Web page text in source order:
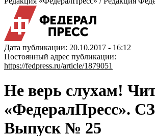
Дата публикации: 20.10.2017 - 16:12
Постоянный адрес публикации:
https://fedpress.ru/article/1879051
Не верь слухам!
«ФедералПресс».
Выпуск № 25